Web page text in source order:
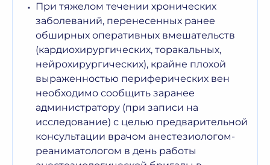
При тяжелом течении хронических
заболеваний, перенесенных ранее
обширных оперативных вмешательств
(кардиохирургических, торакальных,
нейрохирургических), крайне плохой
выраженностью периферических вен
необходимо сообщить заранее
администратору (при записи на
исследование) с целью предварительной
консультации врачом анестезиологом-
реаниматологом в день работы